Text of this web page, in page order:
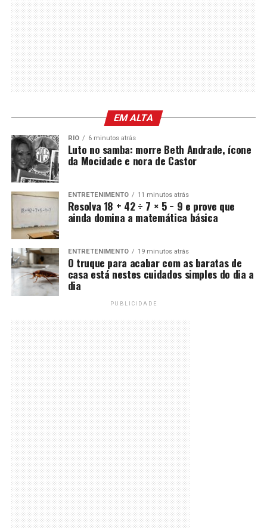
EM ALTA
RIO 6 minutos atrás
Luto no samba: morre Beth Andrade, ícone
da Mocidade e nora de Castor
ENTRETENIMENTO 11 minutos atrás
Resolva 18 + 42 ÷ 7 × 5 − 9 e prove que
ainda domina a matemática básica
ENTRETENIMENTO 19 minutos atrás
O truque para acabar com as baratas de
casa está nestes cuidados simples do dia a
dia
PUBLICIDADE